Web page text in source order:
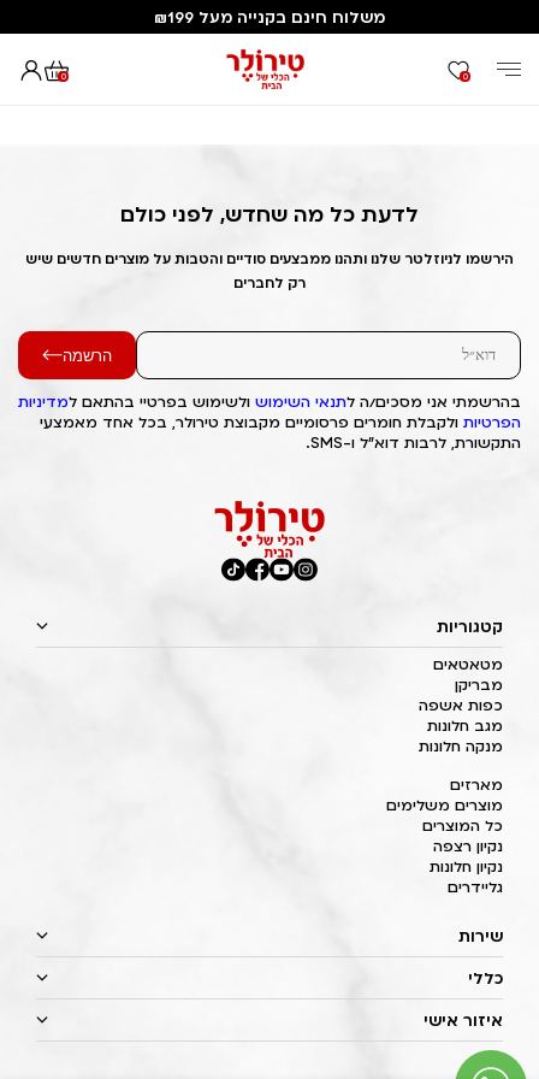
משלוח חינם בקנייה מעל ₪199
0 0
דף הבית Out of Stock Alert 2025/06/24 1750764486
לדעת כל מה שחדש, לפני כולם
הירשמו לניוזלטר שלנו ותהנו ממבצעים סודיים והטבות על מוצרים חדשים שיש
רק לחברים
הרשמה
בהרשמתי אני מסכים/ה לתנאי השימוש ולשימוש בפרטיי בהתאם למדיניות
הפרטיות ולקבלת חומרים פרסומיים מקבוצת טירולר, בכל אחד מאמצעי
התקשורת, לרבות דוא"ל ו-SMS.
קטגוריות
מטאטאים
מבריקן
כפות אשפה
מגב חלונות
מנקה חלונות
מארזים
מוצרים משלימים
כל המוצרים
נקיון רצפה
נקיון חלונות
גליידרים
שירות
כללי
איזור אישי